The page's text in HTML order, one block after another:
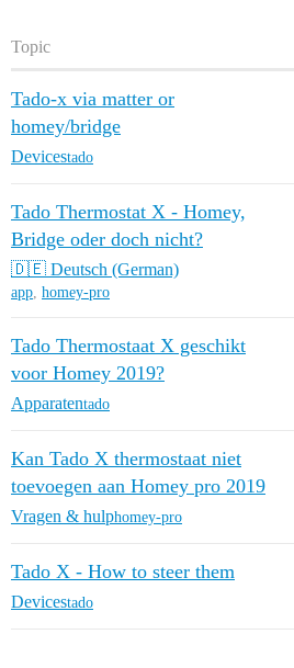
Topic
Tado-x via matter or
homey/bridge
Devicestado
Tado Thermostat X - Homey,
Bridge oder doch nicht?
🇩🇪 Deutsch (German)
app, homey-pro
Tado Thermostaat X geschikt
voor Homey 2019?
Apparatentado
Kan Tado X thermostaat niet
toevoegen aan Homey pro 2019
Vragen & hulphomey-pro
Tado X - How to steer them
Devicestado